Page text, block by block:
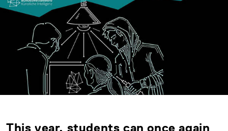
This year, students can once again